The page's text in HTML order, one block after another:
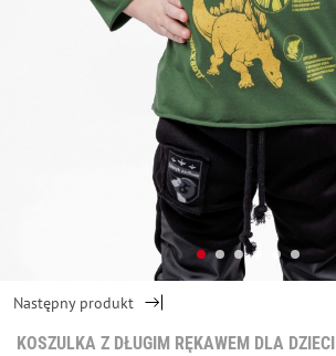
Następny produkt
KOSZULKA Z DŁUGIM RĘKAWEM DLA DZIECI